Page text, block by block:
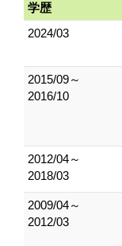
学歴
2024/03
2015/09～
2016/10
2012/04～
2018/03
2009/04～
2012/03